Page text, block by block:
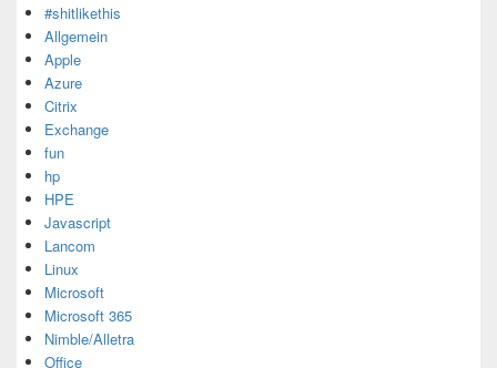
#shitlikethis
Allgemein
Apple
Azure
Citrix
Exchange
fun
hp
HPE
Javascript
Lancom
Linux
Microsoft
Microsoft 365
Nimble/Alletra
Office